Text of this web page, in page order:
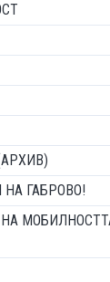
ГАБРОВО!